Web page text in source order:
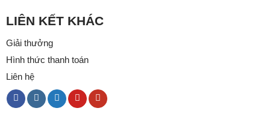
LIÊN KẾT KHÁC
Giải thưởng
Hình thức thanh toán
Liên hệ